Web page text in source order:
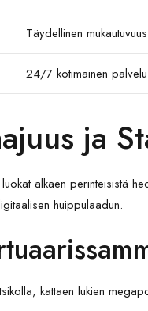
Täydellinen mukautuvuus
24/7 kotimainen palvelu
ja
alkaen perinteisistä
huippulaadun.
kattaen lukien